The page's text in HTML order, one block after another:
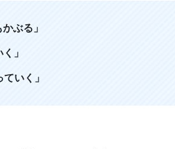
ぶる」
」
いく」